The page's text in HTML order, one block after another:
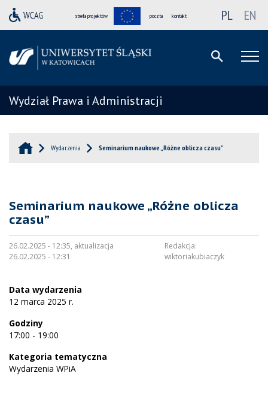
strefa projektów poczta kontakt PL EN
Wydział Prawa i Administracji
Wydarzenia Seminarium naukowe „Różne oblicza czasu”
Seminarium naukowe „Różne oblicza
czasu”
26.02.2025 - 12:35, aktualizacja
26.02.2025 - 12:31
Redakcja:
wiktoriakubiaczyk
Data wydarzenia
12 marca 2025 r.
Godziny
17:00 - 19:00
Kategoria tematyczna
Wydarzenia WPiA